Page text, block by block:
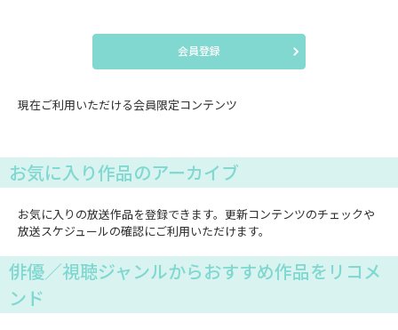
会員登録
現在ご利用いただける会員限定コンテンツ
お気に入り作品のアーカイブ
お気に入りの放送作品を登録できます。更新コンテンツのチェックや
放送スケジュールの確認にご利用いただけます。
俳優／視聴ジャンルからおすすめ作品をリコメ
ンド